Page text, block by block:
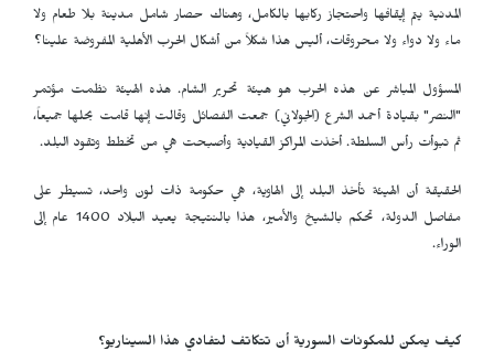
المدنية يتم إيقافها واحتجاز ركابها بالكامل، وهناك حصار شامل مدينة بلا طعام ولا
ماء ولا دواء ولا محروقات، أليس هذا شكلاً من أشكال الحرب الأهلية المفروضة علينا؟
المسؤول المباشر عن هذه الحرب هو هيئة تحرير الشام. هذه الهيئة نظمت مؤتمر
"النصر" بقيادة أحمد الشرع (الجولاني) جمعت الفصائل وقالت إنها قامت بحلها جميعاً،
ثم تبوأت رأس السلطة. أخذت المراكز القيادية وأصبحت هي من تخطط وتقود البلد.
الحقيقة أن الهيئة تأخذ البلد إلى الهاوية، هي حكومة ذات لون واحد، تسيطر على
مفاصل الدولة، تحكم بالشيخ والأمير، هذا بالنتيجة يعيد البلاد 1400 عام إلى
الوراء.
كيف يمكن للمكونات السورية أن تتكاتف لتفادي هذا السيناريو؟